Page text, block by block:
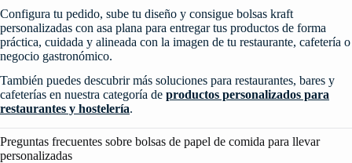
Configura tu pedido, sube tu diseño y consigue bolsas kraft
personalizadas con asa plana para entregar tus productos de forma
práctica, cuidada y alineada con la imagen de tu restaurante, cafetería o
negocio gastronómico.
También puedes descubrir más soluciones para restaurantes, bares y
cafeterías en nuestra categoría de productos personalizados para
restaurantes y hostelería.
Preguntas frecuentes sobre bolsas de papel de comida para llevar
personalizadas